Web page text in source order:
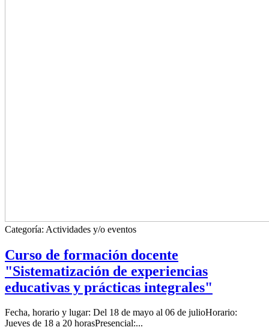
Categoría: Actividades y/o eventos
Curso de formación docente
"Sistematización de experiencias
educativas y prácticas integrales"
Fecha, horario y lugar: Del 18 de mayo al 06 de julioHorario:
Jueves de 18 a 20 horasPresencial:...